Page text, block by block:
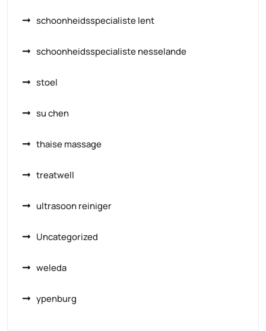
schoonheidsspecialiste lent
schoonheidsspecialiste nesselande
stoel
su chen
thaise massage
treatwell
ultrasoon reiniger
Uncategorized
weleda
ypenburg